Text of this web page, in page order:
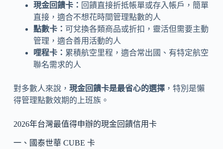
現金回饋卡： 回饋直接折抵帳單或存入帳戶，簡單
直接，適合不想花時間管理點數的人
點數卡： 可兌換各類商品或折扣，靈活但需要主動
管理，適合善用活動的人
哩程卡： 累積航空里程，適合常出國、有特定航空
聯名需求的人
對多數人來說， 現金回饋卡是最省心的選擇，特別是懶
得管理點數效期的上班族。
2026年台灣最值得申辦的現金回饋信用卡
一、國泰世華 CUBE 卡